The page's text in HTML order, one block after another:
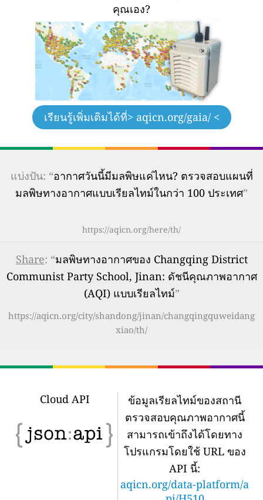
คุณเอง?
เรียนรู้เพิ่มเติมได้ที่> aqicn.org/gaia/ <
แบ่งปัน: “อากาศวันนี้มีมลพิษแค่ไหน? ตรวจสอบแผนที่
มลพิษทางอากาศแบบเรียลไทม์ในกว่า 100 ประเทศ”
https://aqicn.org/here/th/
Share: “มลพิษทางอากาศของ Changqing District
Communist Party School, Jinan: ดัชนีคุณภาพอากาศ
(AQI) แบบเรียลไทม์”
https://aqicn.org/city/shandong/jinan/changqingquweidang
xiao/th/
Cloud API
ข้อมูลเรียลไทม์ของสถานี
ตรวจสอบคุณภาพอากาศนี้
สามารถเข้าถึงได้โดยทาง
โปรแกรมโดยใช้ URL ของ
API นี้:
aqicn.org/data-platform/a